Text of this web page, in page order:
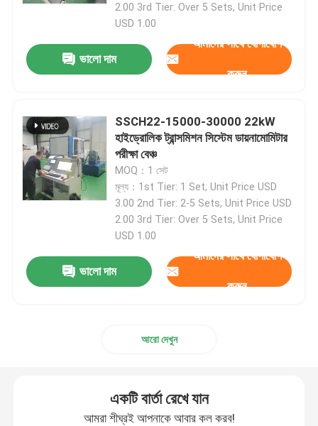
2.00 3rd Tier: Over 5 Sets, Unit Price
USD 1.00
ভালো দাম
আমাদের সাথে যোগাযোগ
করুন
SSCH22-15000-30000 22kW
হাইড্রোলিক ট্রান্সমিশন সিস্টেম ডায়নামোমিটার
পরীক্ষা বেঞ্চ
MOQ：1 সেট
মূল্য：1st Tier: 1 Set, Unit Price USD
3.00 2nd Tier: 2-5 Sets, Unit Price USD
2.00 3rd Tier: Over 5 Sets, Unit Price
USD 1.00
ভালো দাম
আমাদের সাথে যোগাযোগ
করুন
আরো দেখুন
একটি বার্তা রেখে যান
আমরা শীঘ্রই আপনাকে আবার কল করব!